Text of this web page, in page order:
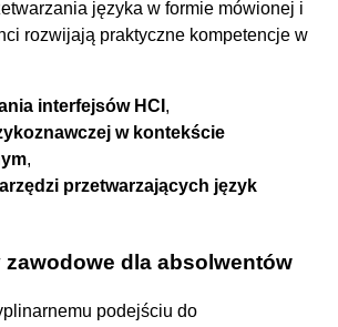
języka w formie mówionej i
rozwijają praktyczne kompetencje w
interfejsów HCI ,
w kontekście
,
przetwarzających język
zawodowe dla absolwentów
podejściu do